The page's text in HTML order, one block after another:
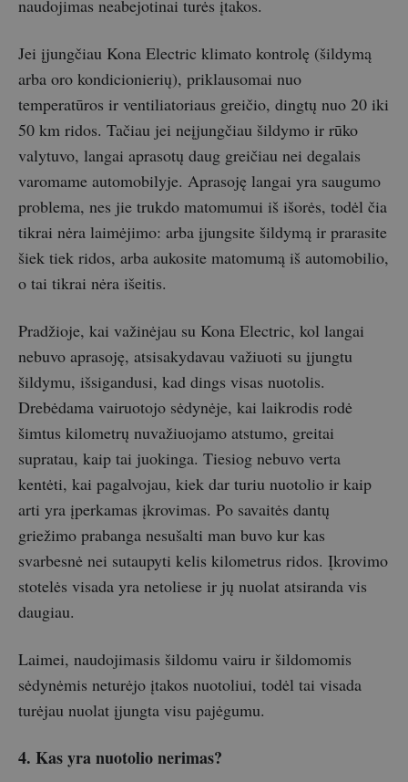
naudojimas neabejotinai turės įtakos.
Jei įjungčiau Kona Electric klimato kontrolę (šildymą
arba oro kondicionierių), priklausomai nuo
temperatūros ir ventiliatoriaus greičio, dingtų nuo 20 iki
50 km ridos. Tačiau jei neįjungčiau šildymo ir rūko
valytuvo, langai aprasotų daug greičiau nei degalais
varomame automobilyje. Aprasoję langai yra saugumo
problema, nes jie trukdo matomumui iš išorės, todėl čia
tikrai nėra laimėjimo: arba įjungsite šildymą ir prarasite
šiek tiek ridos, arba aukosite matomumą iš automobilio,
o tai tikrai nėra išeitis.
Pradžioje, kai važinėjau su Kona Electric, kol langai
nebuvo aprasoję, atsisakydavau važiuoti su įjungtu
šildymu, išsigandusi, kad dings visas nuotolis.
Drebėdama vairuotojo sėdynėje, kai laikrodis rodė
šimtus kilometrų nuvažiuojamo atstumo, greitai
supratau, kaip tai juokinga. Tiesiog nebuvo verta
kentėti, kai pagalvojau, kiek dar turiu nuotolio ir kaip
arti yra įperkamas įkrovimas. Po savaitės dantų
griežimo prabanga nesušalti man buvo kur kas
svarbesnė nei sutaupyti kelis kilometrus ridos. Įkrovimo
stotelės visada yra netoliese ir jų nuolat atsiranda vis
daugiau.
Laimei, naudojimasis šildomu vairu ir šildomomis
sėdynėmis neturėjo įtakos nuotoliui, todėl tai visada
turėjau nuolat įjungta visu pajėgumu.
4. Kas yra nuotolio nerimas?